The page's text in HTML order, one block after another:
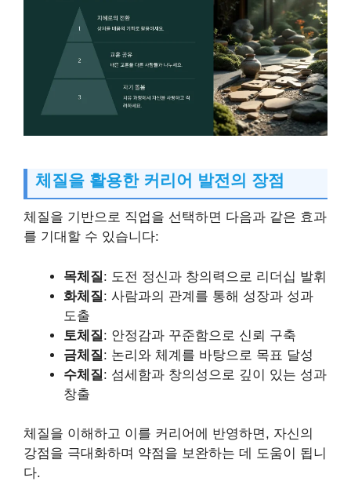
체질을 활용한 커리어 발전의 장점
체질을 기반으로 직업을 선택하면 다음과 같은 효과
를 기대할 수 있습니다:
목체질 : 도전 정신과 창의력으로 리더십 발휘
화체질 : 사람과의 관계를 통해 성장과 성과
도출
토체질 : 안정감과 꾸준함으로 신뢰 구축
금체질 : 논리와 체계를 바탕으로 목표 달성
수체질 : 섬세함과 창의성으로 깊이 있는 성과
창출
체질을 이해하고 이를 커리어에 반영하면, 자신의
강점을 극대화하며 약점을 보완하는 데 도움이 됩니
다.